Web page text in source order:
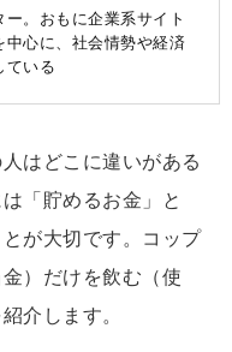
。おもに企業系サイト
心に、社会情勢や経済
ている
はどこに違いがある
「貯めるお金」と
が大切です。コップ
）だけを飲む（使
介します。